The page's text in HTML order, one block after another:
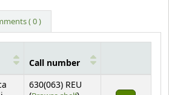
( 0 )
Call number
630(063) REU